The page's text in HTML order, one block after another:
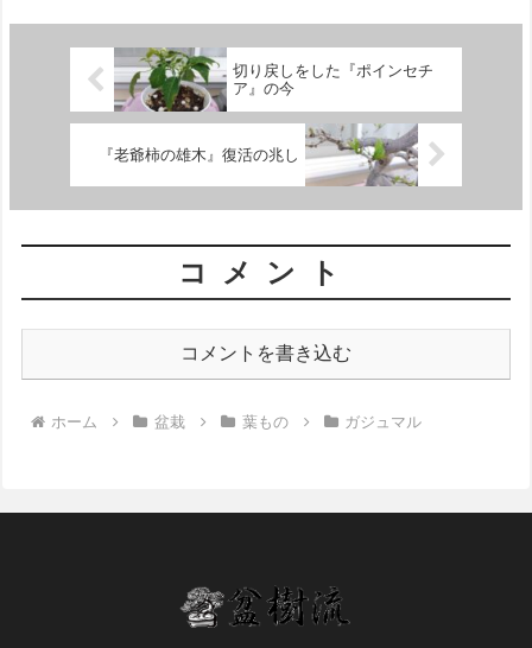
切り戻しをした『ポインセチ
ア』の今
『老爺柿の雄木』復活の兆し
コメント
コメントを書き込む
ホーム 盆栽 葉もの ガジュマル